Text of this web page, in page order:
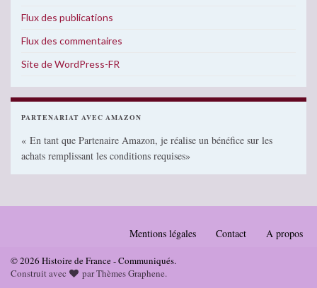
Flux des publications
Flux des commentaires
Site de WordPress-FR
PARTENARIAT AVEC AMAZON
« En tant que Partenaire Amazon, je réalise un bénéfice sur les
achats remplissant les conditions requises»
Mentions légales Contact A propos
© 2026 Histoire de France - Communiqués.
Construit avec
parThèmes Graphene.